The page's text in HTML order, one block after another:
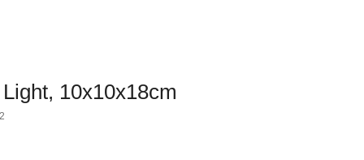
10x10x18cm